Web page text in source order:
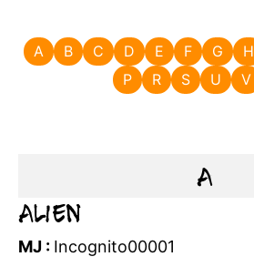
A B C D E F G H
P
R S U V
A
Alien
MJ : Incognito00001